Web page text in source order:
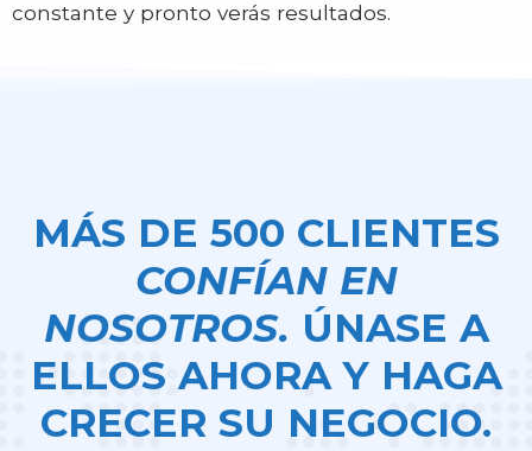
constante y pronto verás resultados.
MÁS DE 500 CLIENTES
CONFÍAN EN
NOSOTROS. ÚNASE A
ELLOS AHORA Y HAGA
CRECER SU NEGOCIO.